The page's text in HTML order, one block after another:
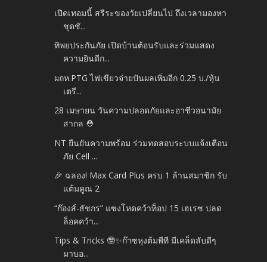
เปิดเทอมนี้ สรีระของวัยเปลี่ยนไป ถึงเวลามองหา
ชุดชั...
ทิพยประกันภัย เปิดบ้านต้อนรับและร่วมแสดง
ความยินดีก...
ผถห.PTG ไฟเขียวจ่ายปันผลเพิ่มอีก 0.25 บ./หุ้น
เตรี...
28 เมษายน วันความปลอดภัยและอาชีวอนามัย
สากล ⛑️
NT ยืนยันความพร้อม ร่วมทดสอบระบบแจ้งเตือน
ภัย Cell ...
🎉 ฉลอง! Max Card Plus ครบ 1 ล้านสมาชิก รับ
แต้มคูณ 2
“ก๊องส์-ธัชกร” แซงโหดคว้าท็อป 15 เฮเรซ ปลด
ล็อคคว้า...
Tips & Tricks 🤓✨ก๊าซหุงต้มพีที มีเคล็ดลับดีๆ
มาบอ...